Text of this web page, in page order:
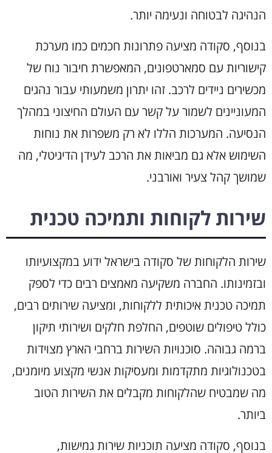
הנהיגה לבטוחה ונעימה יותר.
בנוסף, סקודה מציעה פתרונות חכמים כמו מערכת
קישוריות עם סמארטפונים, המאפשרת חיבור נוח של
מכשירים ניידים לרכב. זהו יתרון משמעותי עבור נהגים
המעוניינים לשמור על קשר עם העולם החיצוני במהלך
הנסיעה. המערכות הללו לא רק משפרות את נוחות
השימוש אלא גם מביאות את הרכב לעידן הדיגיטלי, מה
שמושך קהל צעיר ואורבני.
שירות לקוחות ותמיכה טכנית
שירות הלקוחות של סקודה בישראל ידוע במקצועיותו
ובזמינותו. החברה משקיעה מאמצים רבים כדי לספק
תמיכה טכנית איכותית ללקוחות, ומציעה שירותים רבים,
כולל טיפולים שוטפים, החלפת חלקים ושירותי תיקון
ברמה גבוהה. סוכנויות השירות ברחבי הארץ מצוידות
בטכנולוגיות מתקדמות ומעסיקות אנשי מקצוע מיומנים,
מה שמבטיח שהלקוחות מקבלים את השירות הטוב
ביותר.
בנוסף, סקודה מציעה תוכניות שירות גמישות,